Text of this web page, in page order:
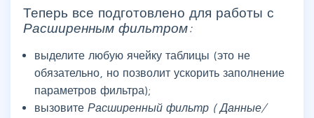
Теперь все подготовлено для работы с
Расширенным фильтром:
выделите любую ячейку таблицы (это не
обязательно, но позволит ускорить заполнение
параметров фильтра);
вызовите Расширенный фильтр ( Данные/